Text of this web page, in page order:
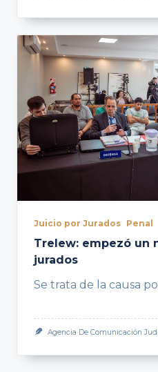
Juicio por Jurados Penal
Trelew: empezó un
jurados
Se trata de la causa
Agencia De Comunicación